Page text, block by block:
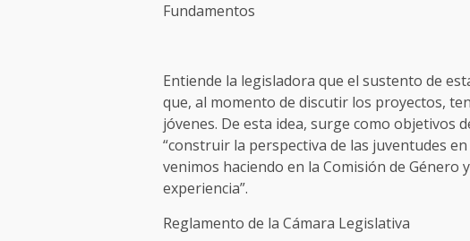
Fundamentos
Entiende la legisladora que el sustento de
que, al momento de discutir los proyectos,
jóvenes. De esta idea, surge como objetivos
“construir la perspectiva de las juventudes
venimos haciendo en la Comisión de Género
experiencia”.
Reglamento de la Cámara Legislativa